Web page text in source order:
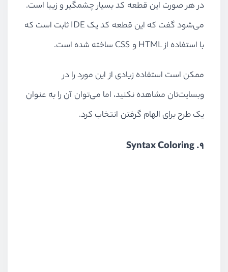
در هر صورت این قطعه کد بسیار چشمگیر و زیبا است.
می‌شود گفت که این قطعه کد یک IDE ثابت است که
با استفاده از HTML و CSS ساخته شده است.
ممکن است استفاده زیادی از این مورد را در
وبسایت‌تان مشاهده نکنید، اما می‌توان آن را به عنوان
یک طرح برای الهام گرفتن انتخاب کرد.
9. Syntax Coloring